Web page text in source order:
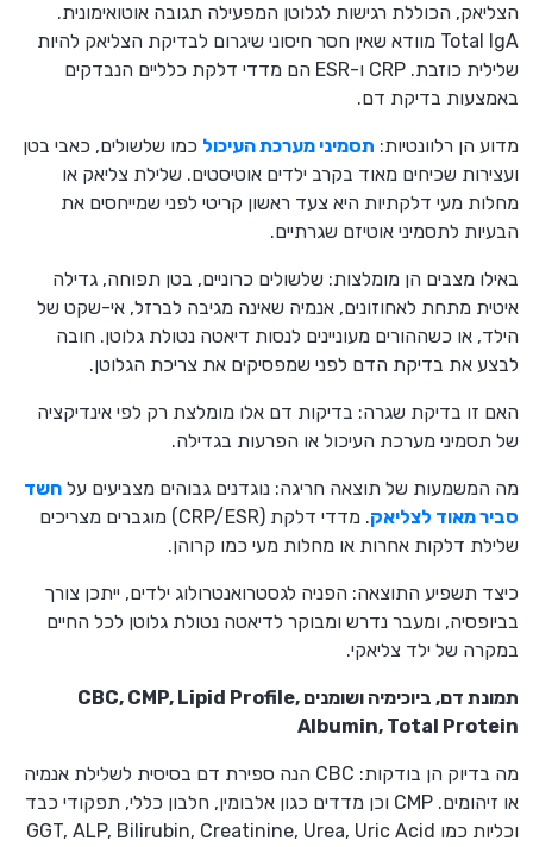
הצליאק, הכוללת רגישות לגלוטן המפעילה תגובה אוטואימונית.
Total IgA מוודא שאין חסר חיסוני שיגרום לבדיקת הצליאק להיות
שלילית כוזבת. CRP ו-ESR הם מדדי דלקת כלליים הנבדקים
באמצעות בדיקת דם.
מדוע הן רלוונטיות: תסמיני מערכת העיכול כמו שלשולים, כאבי בטן
ועצירות שכיחים מאוד בקרב ילדים אוטיסטים. שלילת צליאק או
מחלות מעי דלקתיות היא צעד ראשון קריטי לפני שמייחסים את
הבעיות לתסמיני אוטיזם שגרתיים.
באילו מצבים הן מומלצות: שלשולים כרוניים, בטן תפוחה, גדילה
איטית מתחת לאחוזונים, אנמיה שאינה מגיבה לברזל, אי-שקט של
הילד, או כשההורים מעוניינים לנסות דיאטה נטולת גלוטן. חובה
לבצע את בדיקת הדם לפני שמפסיקים את צריכת הגלוטן.
האם זו בדיקת שגרה: בדיקות דם אלו מומלצת רק לפי אינדיקציה
של תסמיני מערכת העיכול או הפרעות בגדילה.
מה המשמעות של תוצאה חריגה: נוגדנים גבוהים מצביעים על חשד
סביר מאוד לצליאק
. מדדי דלקת (CRP/ESR) מוגברים מצריכים
שלילת דלקות אחרות או מחלות מעי כמו קרוהן.
כיצד תשפיע התוצאה: הפניה לגסטרואנטרולוג ילדים, ייתכן צורך
בביופסיה, ומעבר נדרש ומבוקר לדיאטה נטולת גלוטן לכל החיים
במקרה של ילד צליאקי.
תמונת דם, ביוכימיה ושומנים CBC, CMP, Lipid Profile,
Albumin, Total Protein
מה בדיוק הן בודקות: CBC הנה ספירת דם בסיסית לשלילת אנמיה
או זיהומים. CMP וכן מדדים כגון אלבומין, חלבון כללי, תפקודי כבד
וכליות כמו GGT, ALP, Bilirubin, Creatinine, Urea, Uric Acid